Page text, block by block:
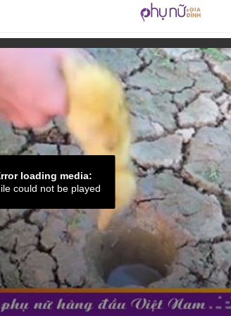
loading media:
could not be played